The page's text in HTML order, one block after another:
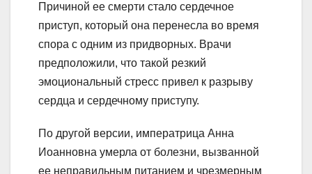
Причиной ее смерти стало сердечное
приступ, который она перенесла во время
спора с одним из придворных. Врачи
предположили, что такой резкий
эмоциональный стресс привел к разрыву
сердца и сердечному приступу.
По другой версии, императрица Анна
Иоанновна умерла от болезни, вызванной
ее неправильным питанием и чрезмерным